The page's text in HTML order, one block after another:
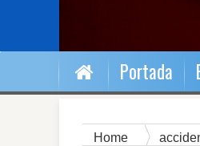
Portada
Home